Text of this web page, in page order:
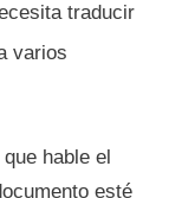
traducir
varios
hable el
esté